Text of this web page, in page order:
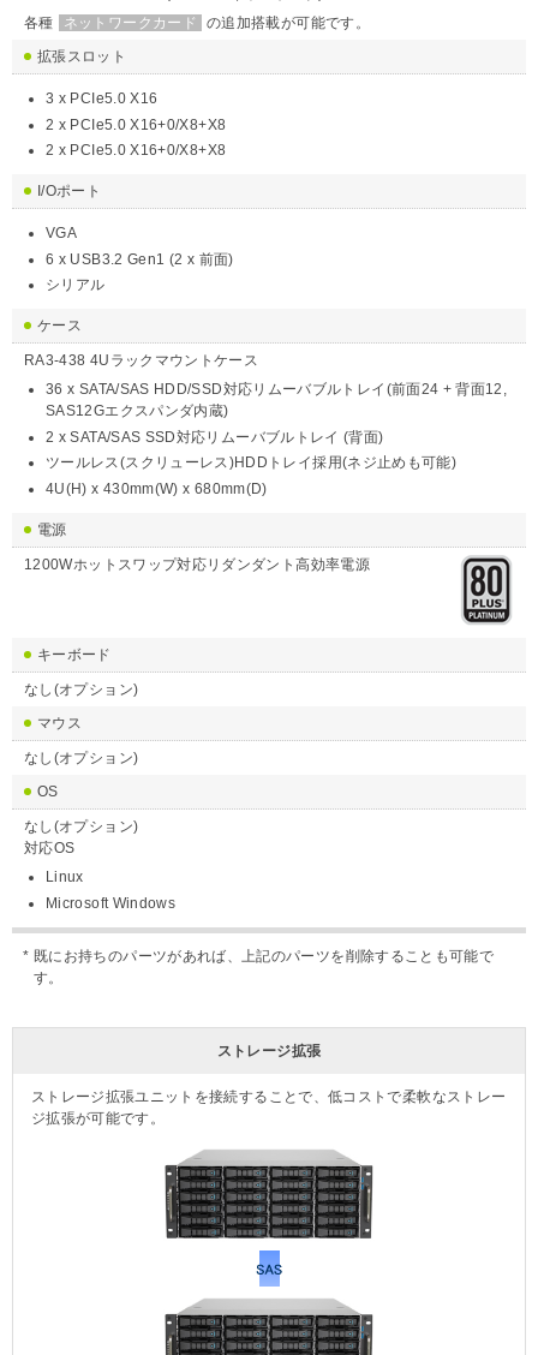
各種
ネットワークカード
の追加搭載が可能です。
拡張スロット
3 x PCIe5.0 X16
2 x PCIe5.0 X16+0/X8+X8
2 x PCIe5.0 X16+0/X8+X8
I/Oポート
VGA
6 x USB3.2 Gen1 (2 x 前面)
シリアル
ケース
RA3-438 4Uラックマウントケース
36 x SATA/SAS HDD/SSD対応リムーバブルトレイ(前面24 + 背面12,
SAS12Gエクスパンダ内蔵)
2 x SATA/SAS SSD対応リムーバブルトレイ (背面)
ツールレス(スクリューレス)HDDトレイ採用(ネジ止めも可能)
4U(H) x 430mm(W) x 680mm(D)
電源
1200Wホットスワップ対応リダンダント高効率電源
キーボード
なし(オプション)
マウス
なし(オプション)
OS
なし(オプション)
対応OS
Linux
Microsoft Windows
既にお持ちのパーツがあれば、上記のパーツを削除することも可能で
す。
ストレージ拡張
ストレージ拡張ユニットを接続することで、低コストで柔軟なストレー
ジ拡張が可能です。